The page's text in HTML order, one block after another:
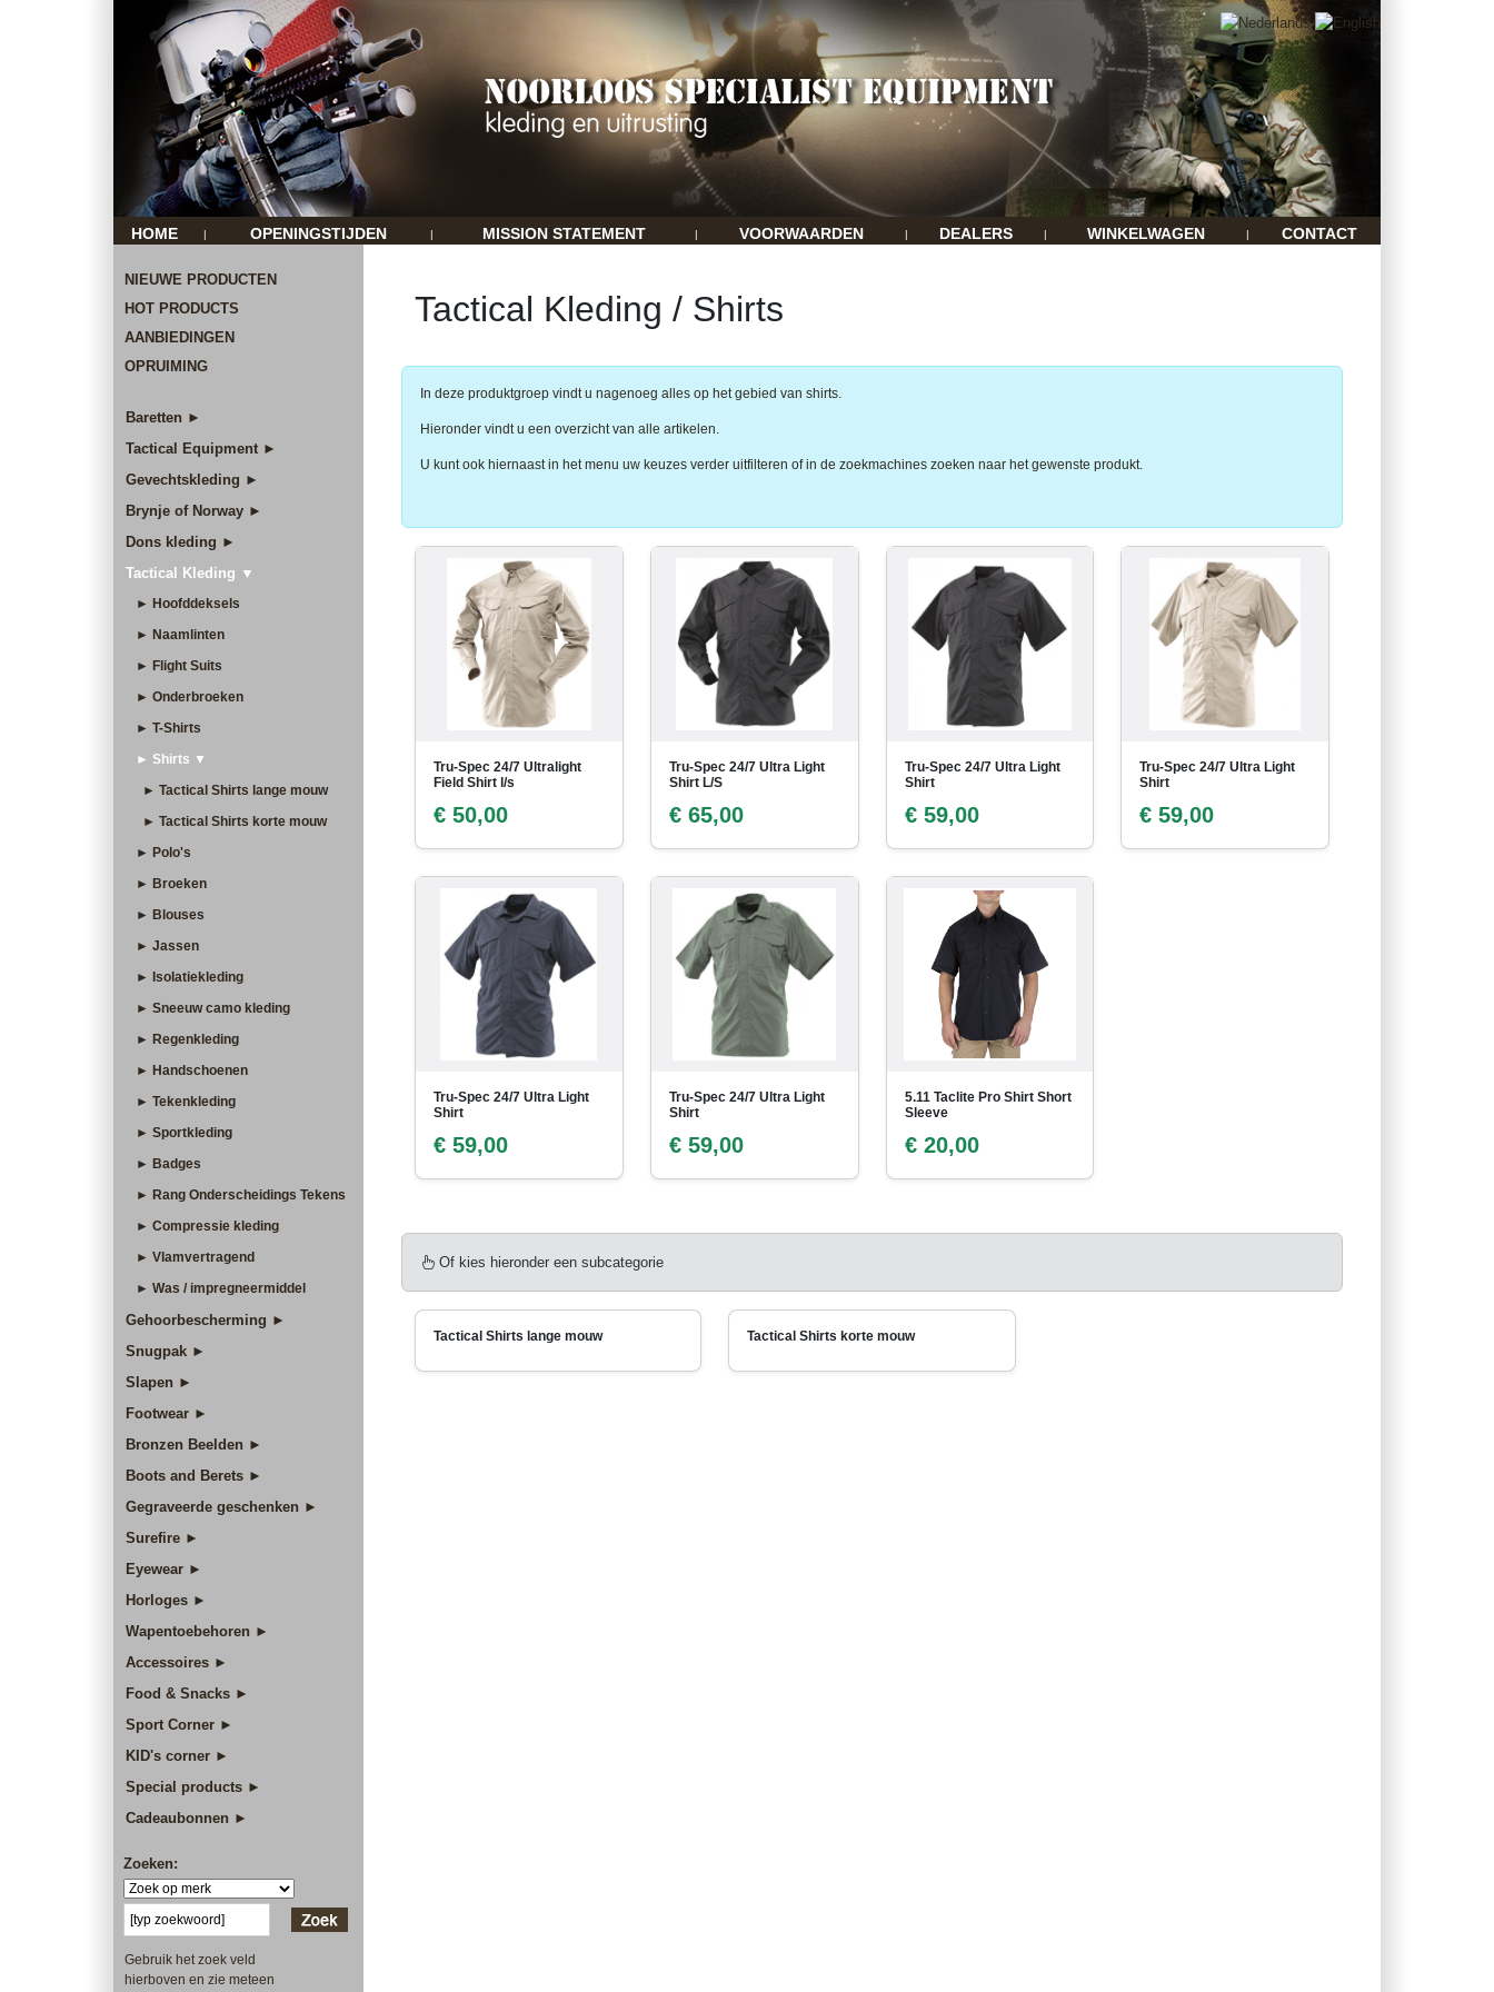
HOME | OPENINGSTIJDEN | MISSION STATEMENT | VOORWAARDEN | DEALERS | WINKELWAGEN | CONTACT
NIEUWE PRODUCTEN
HOT PRODUCTS
AANBIEDINGEN
OPRUIMING
Baretten ►
Tactical Equipment ►
Gevechtskleding ►
Brynje of Norway ►
Dons kleding ►
Tactical Kleding ▼
► Hoofddeksels
► Naamlinten
► Flight Suits
► Onderbroeken
► T-Shirts
► Shirts ▼
► Tactical Shirts lange mouw
► Tactical Shirts korte mouw
► Polo's
► Broeken
► Blouses
► Jassen
► Isolatiekleding
► Sneeuw camo kleding
► Regenkleding
► Handschoenen
► Tekenkleding
► Sportkleding
► Badges
► Rang Onderscheidings Tekens
► Compressie kleding
► Vlamvertragend
► Was / impregneermiddel
Gehoorbescherming ►
Snugpak ►
Slapen ►
Footwear ►
Bronzen Beelden ►
Boots and Berets ►
Gegraveerde geschenken ►
Surefire ►
Eyewear ►
Horloges ►
Wapentoebehoren ►
Accessoires ►
Food & Snacks ►
Sport Corner ►
KID's corner ►
Special products ►
Cadeaubonnen ►
Zoeken:
Gebruik het zoek veld
hierboven en zie meteen
Tactical Kleding / Shirts
In deze produktgroep vindt u nagenoeg alles op het gebied van shirts.
Hieronder vindt u een overzicht van alle artikelen.
U kunt ook hiernaast in het menu uw keuzes verder uitfilteren of in de zoekmachines zoeken naar het gewenste produkt.
Tru-Spec 24/7 Ultralight
Field Shirt l/s
€ 50,00
Tru-Spec 24/7 Ultra Light
Shirt L/S
€ 65,00
Tru-Spec 24/7 Ultra Light
Shirt
€ 59,00
Tru-Spec 24/7 Ultra Light
Shirt
€ 59,00
Tru-Spec 24/7 Ultra Light
Shirt
€ 59,00
Tru-Spec 24/7 Ultra Light
Shirt
€ 59,00
5.11 Taclite Pro Shirt Short
Sleeve
€ 20,00
Of kies hieronder een subcategorie
Tactical Shirts lange mouw Tactical Shirts korte mouw